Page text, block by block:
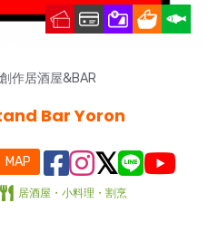
作居酒屋&BAR
Bar Yoron
MAP
居酒屋・小料理・割烹